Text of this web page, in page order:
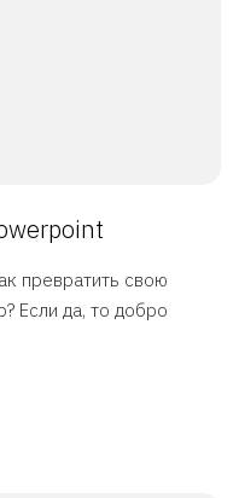
превратить свою
Если да, то добро